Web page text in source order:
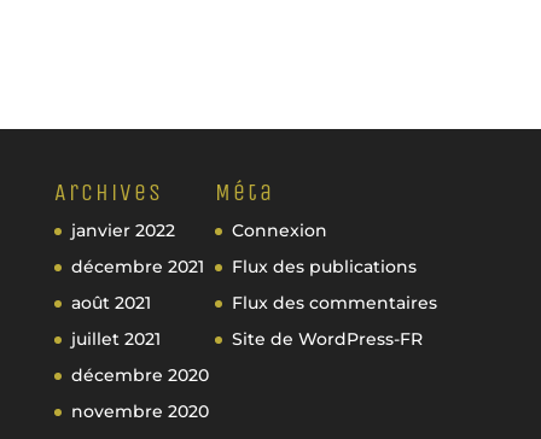
Archives
janvier 2022
décembre 2021
août 2021
juillet 2021
décembre 2020
novembre 2020
Méta
Connexion
Flux des publications
Flux des commentaires
Site de WordPress-FR